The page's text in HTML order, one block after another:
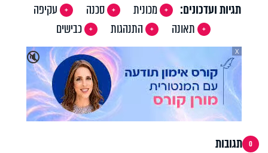
תגיות ועדכונים: מכונית סכנה
עקיפה
תאונה
התנהגות
כבישים
🔇
X
0 תגובות